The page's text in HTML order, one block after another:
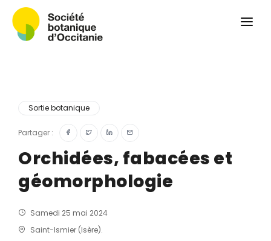
Convergences botaniques
Herbier PCPR
Ressources
Actualités et calendrier
Contact
Sortie botanique
Partager :
Orchidées, fabacées et
géomorphologie
Samedi 25 mai 2024
Saint-Ismier (Isère).